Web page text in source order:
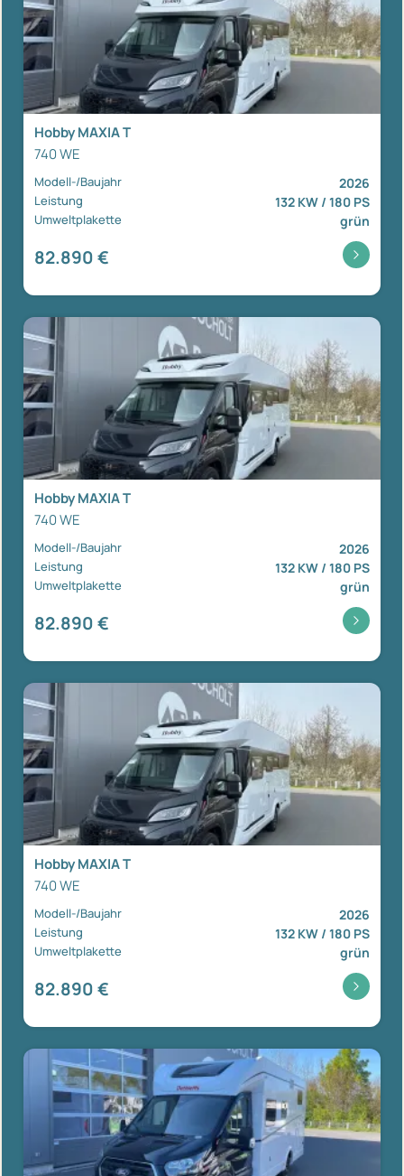
Hobby MAXIA T
740 WE
Modell-/Baujahr 2026
Leistung 132 KW / 180 PS
Umweltplakette grün
82.890 €
Hobby MAXIA T
740 WE
Modell-/Baujahr 2026
Leistung 132 KW / 180 PS
Umweltplakette grün
82.890 €
Hobby MAXIA T
740 WE
Modell-/Baujahr 2026
Leistung 132 KW / 180 PS
Umweltplakette grün
82.890 €